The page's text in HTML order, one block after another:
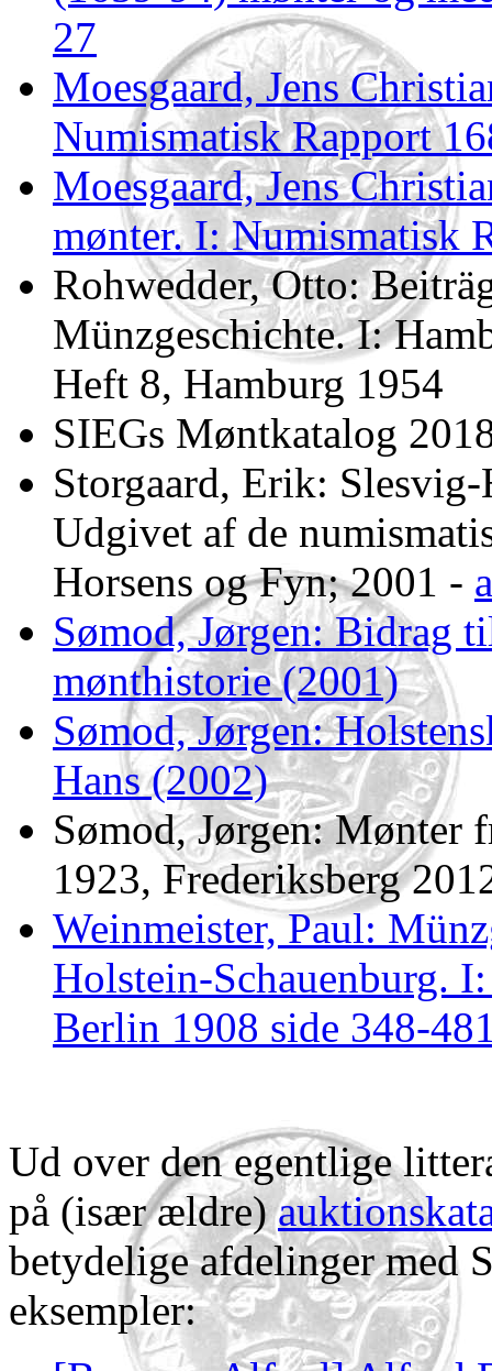
27
Moesgaard, Jens
Numismatisk Rapport
Moesgaard, Jens
mønter. I: Numismatisk
Rohwedder, Otto:
Münzgeschichte. I:
Heft 8, Hamburg 1954
SIEGs Møntkatalog
Storgaard, Erik:
Udgivet af de
Horsens og Fyn; 2001 -
Sømod, Jørgen: Bidrag
mønthistorie (2001)
Sømod, Jørgen:
Hans (2002)
Sømod, Jørgen: Mønter
1923, Frederiksberg
Weinmeister, Paul:
Holstein-Schauenburg.
Berlin 1908 side 348-
Ud over den egentlige
på (især ældre)
betydelige afdelinger med
eksempler: